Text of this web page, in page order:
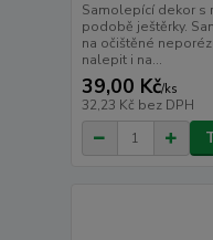
Samolepící dekor s
podobě ještěrky.
na očištěné
nalepit i na...
39,00 Kč/ks
32,23 Kč bez DPH